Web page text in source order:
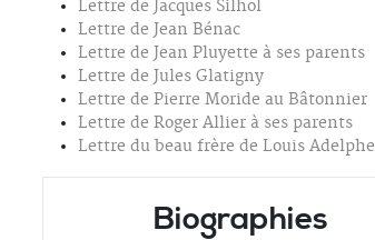
Lettre de Jacques Silhol
Lettre de Jean Bénac
Lettre de Jean Pluyette à ses parents
Lettre de Jules Glatigny
Lettre de Pierre Moride au Bâtonnier
Lettre de Roger Allier à ses parents
Lettre du beau frère de Louis Adelphe
Biographies